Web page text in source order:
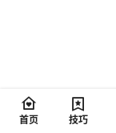
首页 技巧